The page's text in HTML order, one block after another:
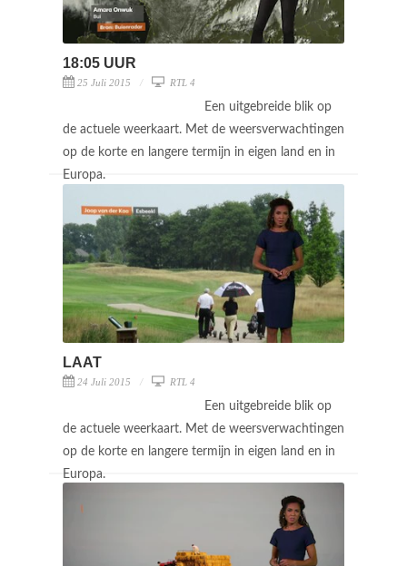
18:05 UUR
25 Juli 2015 RTL 4
Een uitgebreide blik op
de actuele weerkaart. Met de weersverwachtingen
op de korte en langere termijn in eigen land en in
Europa.
LAAT
24 Juli 2015 RTL 4
Een uitgebreide blik op
de actuele weerkaart. Met de weersverwachtingen
op de korte en langere termijn in eigen land en in
Europa.